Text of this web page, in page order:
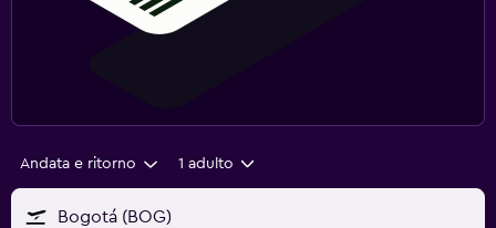
Andata e ritorno 1 adulto
Bogotá (BOG)